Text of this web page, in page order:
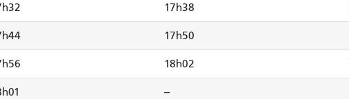
17h38
17h50
18h02
--